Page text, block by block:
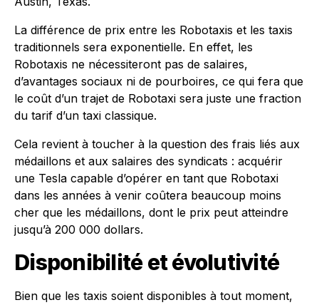
La différence de prix entre les Robotaxis et les taxis
traditionnels sera exponentielle. En effet, les
Robotaxis ne nécessiteront pas de salaires,
d’avantages sociaux ni de pourboires, ce qui fera que
le coût d’un trajet de Robotaxi sera juste une fraction
du tarif d’un taxi classique.
Cela revient à toucher à la question des frais liés aux
médaillons et aux salaires des syndicats : acquérir
une Tesla capable d’opérer en tant que Robotaxi
dans les années à venir coûtera beaucoup moins
cher que les médaillons, dont le prix peut atteindre
jusqu’à 200 000 dollars.
Disponibilité et évolutivité
Bien que les taxis soient disponibles à tout moment,